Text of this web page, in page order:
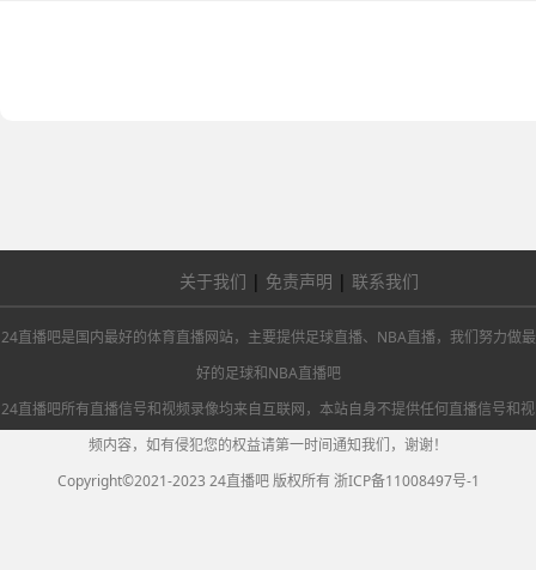
关于我们 | 免责声明 | 联系我们
24直播吧是国内最好的体育直播网站，主要提供足球直播、NBA直播，我们努力做最
好的足球和NBA直播吧
24直播吧所有直播信号和视频录像均来自互联网，本站自身不提供任何直播信号和视
频内容，如有侵犯您的权益请第一时间通知我们，谢谢！
Copyright©2021-2023 24直播吧 版权所有浙ICP备11008497号-1